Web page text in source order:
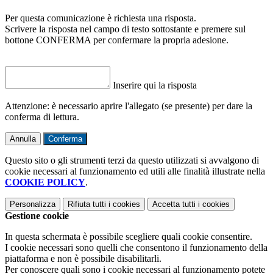
Per questa comunicazione è richiesta una risposta.
Scrivere la risposta nel campo di testo sottostante e premere sul
bottone CONFERMA per confermare la propria adesione.
Inserire qui la risposta
Attenzione: è necessario aprire l'allegato (se presente) per dare la
conferma di lettura.
Annulla Conferma
Questo sito o gli strumenti terzi da questo utilizzati si avvalgono di
cookie necessari al funzionamento ed utili alle finalità illustrate nella
COOKIE POLICY.
Personalizza Rifiuta tutti i cookies Accetta tutti i cookies
Gestione cookie
In questa schermata è possibile scegliere quali cookie consentire.
I cookie necessari sono quelli che consentono il funzionamento della
piattaforma e non è possibile disabilitarli.
Per conoscere quali sono i cookie necessari al funzionamento potete